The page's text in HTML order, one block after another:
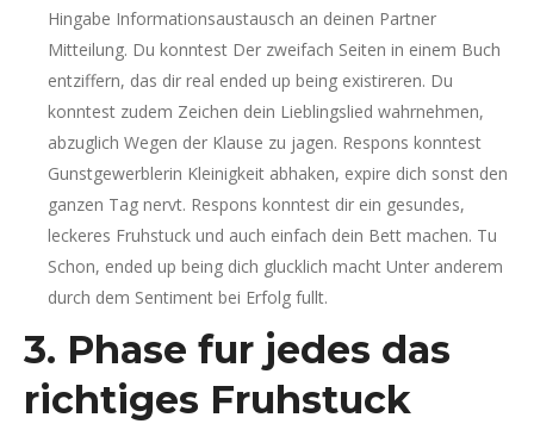
Hingabe Informationsaustausch an deinen Partner
Mitteilung. Du konntest Der zweifach Seiten in einem Buch
entziffern, das dir real ended up being existireren. Du
konntest zudem Zeichen dein Lieblingslied wahrnehmen,
abzuglich Wegen der Klause zu jagen. Respons konntest
Gunstgewerblerin Kleinigkeit abhaken, expire dich sonst den
ganzen Tag nervt. Respons konntest dir ein gesundes,
leckeres Fruhstuck und auch einfach dein Bett machen. Tu
Schon, ended up being dich glucklich macht Unter anderem
durch dem Sentiment bei Erfolg fullt.
3. Phase fur jedes das
richtiges Fruhstuck